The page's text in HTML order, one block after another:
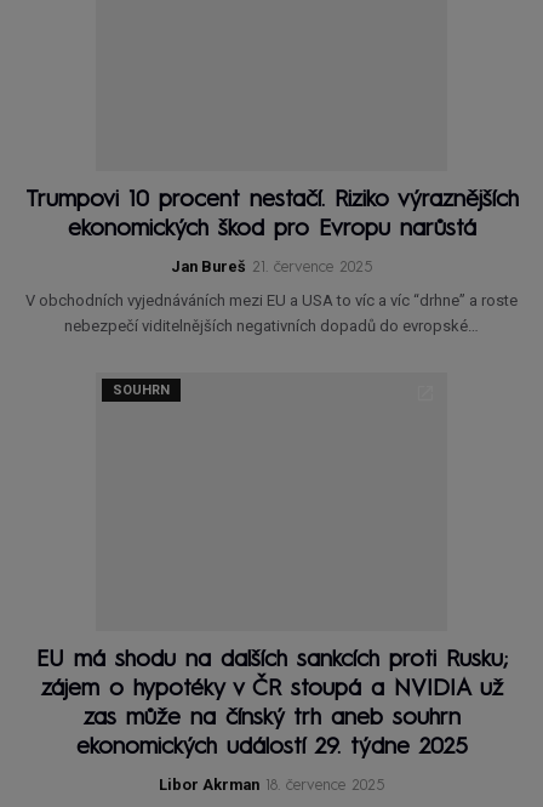
Trumpovi 10 procent nestačí. Riziko výraznějších
ekonomických škod pro Evropu narůstá
Jan Bureš 21. července 2025
V obchodních vyjednáváních mezi EU a USA to víc a víc “drhne” a roste
nebezpečí viditelnějších negativních dopadů do evropské…
SOUHRN
EU má shodu na dalších sankcích proti Rusku;
zájem o hypotéky v ČR stoupá a NVIDIA už
zas může na čínský trh aneb souhrn
ekonomických událostí 29. týdne 2025
Libor Akrman18. července 2025